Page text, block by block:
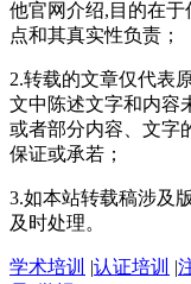
他官网介绍,目的在
点和其真实性负责；
2.转载的文章仅代表
文中陈述文字和内容
或者部分内容、文字
保证或承若；
3.如本站转载稿涉及
及时处理。
学术培训 |认证培训 |